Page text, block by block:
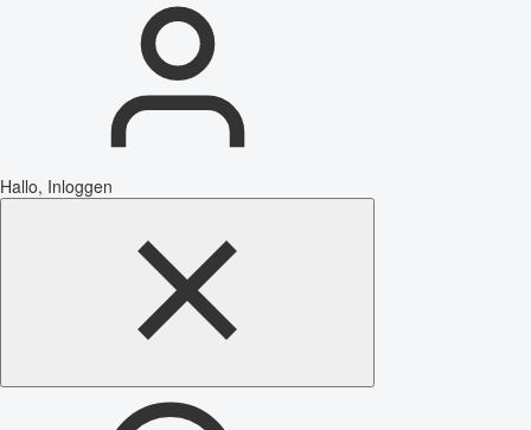
Hallo, Inloggen